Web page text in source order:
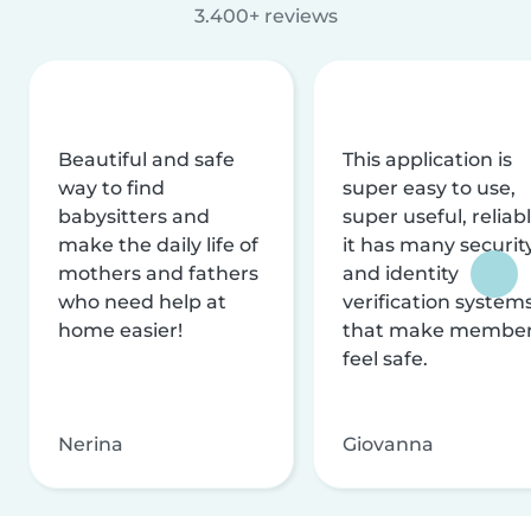
3.400+ reviews
Beautiful and safe
way to find
babysitters and
make the daily life of
mothers and fathers
who need help at
home easier!
Nerina
This application is
super easy to use,
super useful,
it has many
and identity
verification
that make
feel safe.
Giovanna